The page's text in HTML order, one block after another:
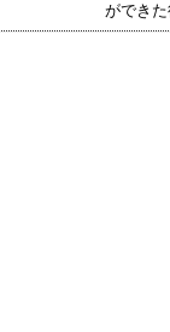
ができ